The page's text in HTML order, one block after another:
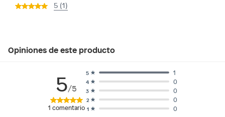
5 (1)
Opiniones de este producto
5/5
1 comentario 1 0
2 0
3 0
4 0
5 1